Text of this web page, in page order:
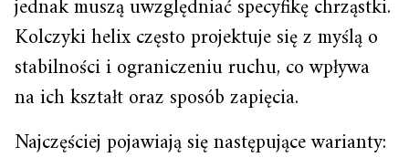
jednak muszą uwzględniać specyfikę chrząstki.
Kolczyki helix często projektuje się z myślą o
stabilności i ograniczeniu ruchu, co wpływa
na ich kształt oraz sposób zapięcia.
Najczęściej pojawiają się następujące warianty: